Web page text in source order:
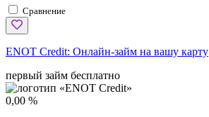
Сравнение
ENOT Credit: Онлайн-займ на вашу карту
первый займ бесплатно
0,00 %